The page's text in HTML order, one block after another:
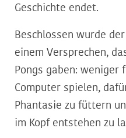
Geschichte endet.
Beschlossen wurde
einem Versprechen,
Pongs gaben: weniger
Computer spielen,
Phantasie zu füttern
im Kopf entstehen zu